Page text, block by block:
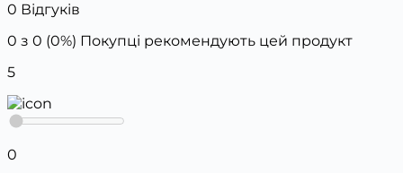
0 Відгуків
0 з 0 (0%) Покупці рекомендують цей продукт
5
0